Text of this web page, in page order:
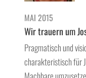
MAI 2015
Wir trauern um
Pragmatisch und
charakteristisch für